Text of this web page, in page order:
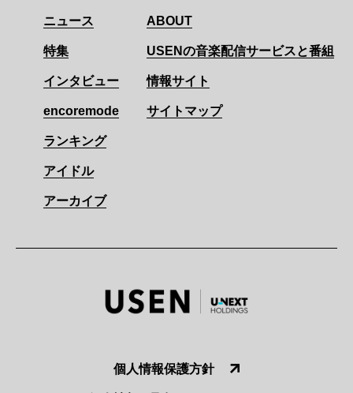
ニュース
特集
インタビュー
encoremode
ランキング
アイドル
アーカイブ
ABOUT
USENの音楽配信サービスと番組
情報サイト
サイトマップ
個人情報保護方針